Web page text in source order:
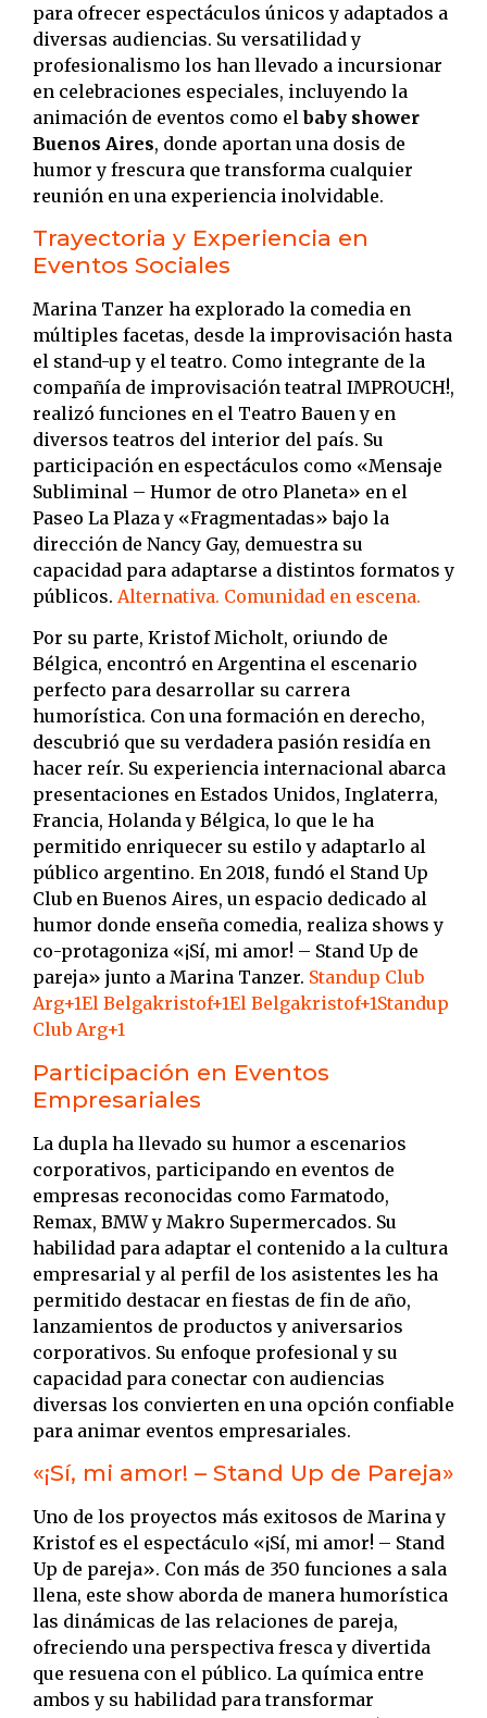
para ofrecer espectáculos únicos y adaptados a
diversas audiencias. Su versatilidad y
profesionalismo los han llevado a incursionar
en celebraciones especiales, incluyendo la
animación de eventos como elbaby shower
Buenos Aires, donde aportan una dosis de
humor y frescura que transforma cualquier
reunión en una experiencia inolvidable.
Trayectoria y Experiencia en
Eventos Sociales
Marina Tanzer ha explorado la comedia en
múltiples facetas, desde la improvisación hasta
el stand-up y el teatro. Como integrante de la
compañía de improvisación teatral IMPROUCH!,
realizó funciones en el Teatro Bauen y en
diversos teatros del interior del país. Su
participación en espectáculos como «Mensaje
Subliminal – Humor de otro Planeta» en el
Paseo La Plaza y «Fragmentadas» bajo la
dirección de Nancy Gay, demuestra su
capacidad para adaptarse a distintos formatos y
públicos. Alternativa. Comunidad en escena.
Por su parte, Kristof Micholt, oriundo de
Bélgica, encontró en Argentina el escenario
perfecto para desarrollar su carrera
humorística. Con una formación en derecho,
descubrió que su verdadera pasión residía en
hacer reír. Su experiencia internacional abarca
presentaciones en Estados Unidos, Inglaterra,
Francia, Holanda y Bélgica, lo que le ha
permitido enriquecer su estilo y adaptarlo al
público argentino. En 2018, fundó el Stand Up
Club en Buenos Aires, un espacio dedicado al
humor donde enseña comedia, realiza shows y
co-protagoniza «¡Sí, mi amor! – Stand Up de
pareja» junto a Marina Tanzer. Standup Club
Arg+1El Belgakristof+1El Belgakristof+1Standup
Club Arg+1
Participación en Eventos
Empresariales
La dupla ha llevado su humor a escenarios
corporativos, participando en eventos de
empresas reconocidas como Farmatodo,
Remax, BMW y Makro Supermercados. Su
habilidad para adaptar el contenido a la cultura
empresarial y al perfil de los asistentes les ha
permitido destacar en fiestas de fin de año,
lanzamientos de productos y aniversarios
corporativos. Su enfoque profesional y su
capacidad para conectar con audiencias
diversas los convierten en una opción confiable
para animar eventos empresariales.
«¡Sí, mi amor! – Stand Up de Pareja»
Uno de los proyectos más exitosos de Marina y
Kristof es el espectáculo «¡Sí, mi amor! – Stand
Up de pareja». Con más de 350 funciones a sala
llena, este show aborda de manera humorística
las dinámicas de las relaciones de pareja,
ofreciendo una perspectiva fresca y divertida
que resuena con el público. La química entre
ambos y su habilidad para transformar